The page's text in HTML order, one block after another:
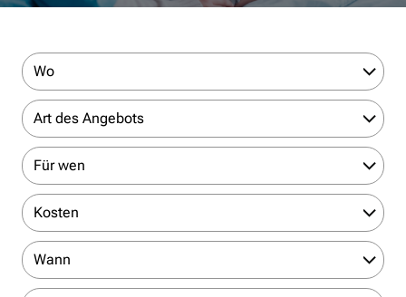
Wo
Art des Angebots
Für wen
Kosten
Wann